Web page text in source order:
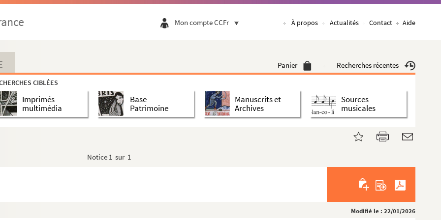
Mon compte CCFr À propos Actualités Contact Aide
Panier Recherches récentes
CIBLÉES
Imprimés
multimédia
Base
Patrimoine
Manuscrits et
Archives
Sources
musicales
Notice 1 sur 1
Modifié le : 22/01/2026
en France entre 1882 et 1912
pour le retour des cendres de Paul Johnes